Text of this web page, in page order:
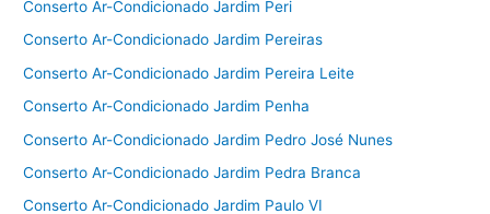
Conserto Ar-Condicionado Jardim Peri
Conserto Ar-Condicionado Jardim Pereiras
Conserto Ar-Condicionado Jardim Pereira Leite
Conserto Ar-Condicionado Jardim Penha
Conserto Ar-Condicionado Jardim Pedro José Nunes
Conserto Ar-Condicionado Jardim Pedra Branca
Conserto Ar-Condicionado Jardim Paulo VI